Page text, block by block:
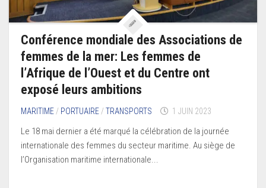
Conférence mondiale des Associations de
femmes de la mer: Les femmes de
l’Afrique de l’Ouest et du Centre ont
exposé leurs ambitions
MARITIME/ PORTUAIRE/TRANSPORTS 1 JUIN 2023
Le 18 mai dernier a été marqué la célébration de la journée
internationale des femmes du secteur maritime. Au siège de
l’Organisation maritime internationale...